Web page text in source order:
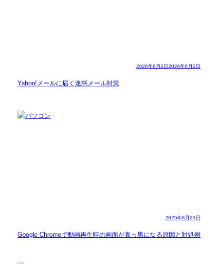
2026年6月2日2026年6月2日
Yahoo!メールに届く迷惑メール対策
2025年8月23日
Google Chromeで動画再生時の画面が真っ黒になる原因と対処例